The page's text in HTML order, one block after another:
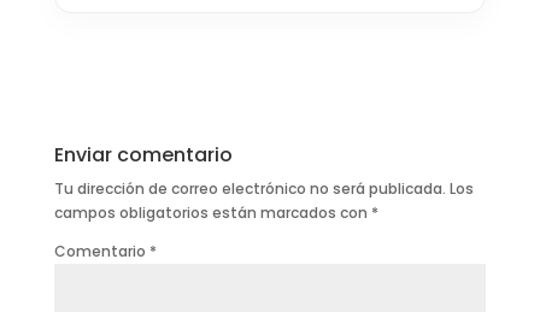
Enviar comentario
Tu dirección de correo electrónico no será publicada. Los
campos obligatorios están marcados con *
Comentario *